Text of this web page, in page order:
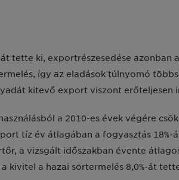
tette ki, exportrészesedése azonban
így az eladások túlnyomó
kitevő export viszont erőteljesen
a 2010-es évek végére
tíz év átlagában a fogyasztás 18%-
a vizsgált időszakban évente
kivitel a hazai sörtermelés 8,0%-át